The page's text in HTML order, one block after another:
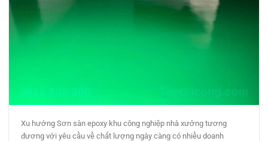
Xu hướng Sơn sàn epoxy khu công nghiệp nhà xưởng tương
đương với yêu cầu về chất lượng ngày càng có nhiều doanh